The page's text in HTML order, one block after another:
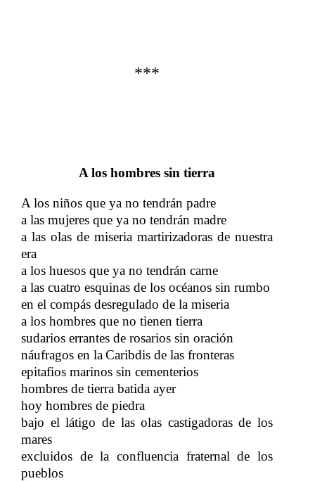
***
A los hombres sin tierra
A los niños que ya no tendrán padre
a las mujeres que ya no tendrán madre
a las olas de miseria martirizadoras de nuestra
era
a los huesos que ya no tendrán carne
a las cuatro esquinas de los océanos sin rumbo
en el compás desregulado de la miseria
a los hombres que no tienen tierra
sudarios errantes de rosarios sin oración
náufragos en laCaribdis de las fronteras
epitafios marinos sin cementerios
hombres de tierra batida ayer
hoy hombres de piedra
bajo el látigo de las olas castigadoras de los
mares
excluidos de la confluencia fraternal de los
pueblos